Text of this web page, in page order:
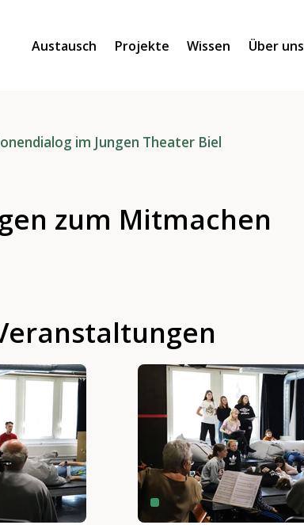
Austausch Projekte Wissen Über uns
im Jungen Theater Biel
zum Mitmachen